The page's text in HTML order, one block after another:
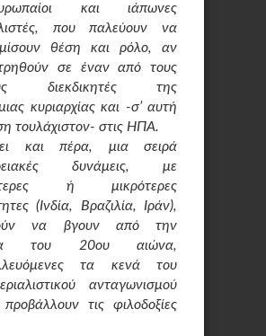
και ιάπωνες
που παλεύουν να
θέση και ρόλο, αν
σε έναν από τους
διεκδικητές της
κυριαρχίας και -σ’ αυτή
τουλάχιστον- στις ΗΠΑ.
και πέρα, μια σειρά
δυνάμεις, με
ή μικρότερες
(Ινδία, Βραζιλία, Ιράν),
να βγουν από την
του 20ου αιώνα,
τα κενά του
ανταγωνισμού
τις φιλοδοξίες